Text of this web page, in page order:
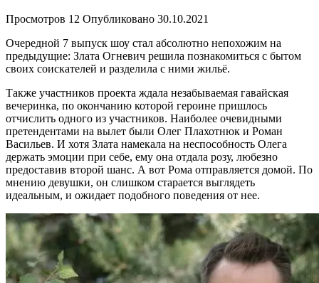
Просмотров 12 Опубликовано 30.10.2021
Очередной 7 выпуск шоу стал абсолютно непохожим на
предыдущие: Злата Огневич решила познакомиться с бытом
своих соискателей и разделила с ними жильё.
Также участников проекта ждала незабываемая гавайская
вечеринка, по окончанию которой героине пришлось
отчислить одного из участников. Наиболее очевидными
претендентами на вылет были Олег Плахотнюк и Роман
Васильев. И хотя Злата намекала на неспособность Олега
держать эмоции при себе, ему она отдала розу, любезно
предоставив второй шанс. А вот Рома отправляется домой. По
мнению девушки, он слишком старается выглядеть
идеальным, и ожидает подобного поведения от нее.